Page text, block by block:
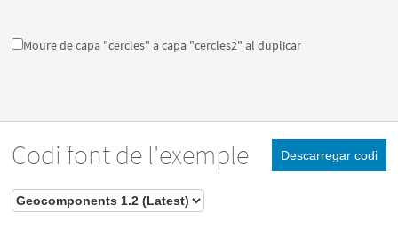
Moure de capa "cercles" a capa "cercles2" al duplicar
Descarregar codi
Codi font de l'exemple